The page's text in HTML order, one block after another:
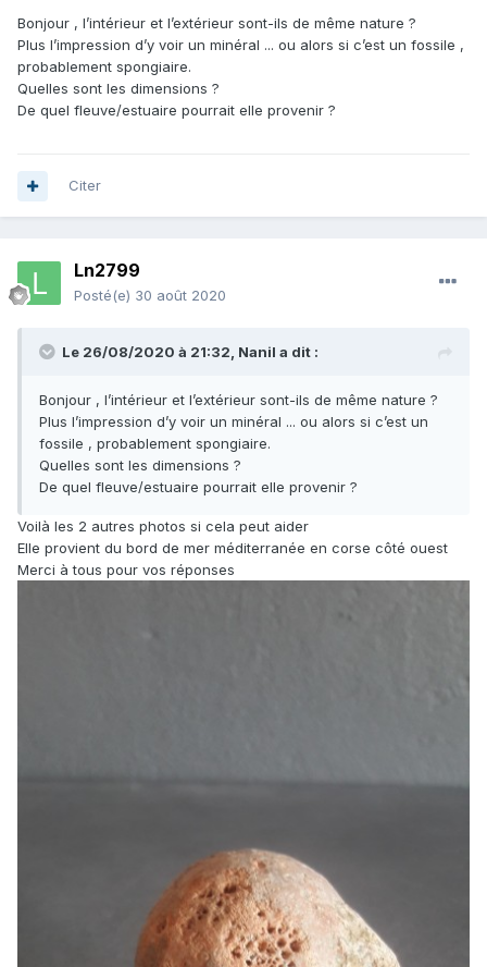
Bonjour , l’intérieur et l’extérieur sont-ils de même nature ?
Plus l’impression d’y voir un minéral ... ou alors si c’est un fossile ,
probablement spongiaire.
Quelles sont les dimensions ?
De quel fleuve/estuaire pourrait elle provenir ?
Citer
Ln2799
Posté(e) 30 août 2020
Le 26/08/2020 à 21:32, Nanil a dit :
Bonjour , l’intérieur et l’extérieur sont-ils de même nature ?
Plus l’impression d’y voir un minéral ... ou alors si c’est un
fossile , probablement spongiaire.
Quelles sont les dimensions ?
De quel fleuve/estuaire pourrait elle provenir ?
Voilà les 2 autres photos si cela peut aider
Elle provient du bord de mer méditerranée en corse côté ouest
Merci à tous pour vos réponses